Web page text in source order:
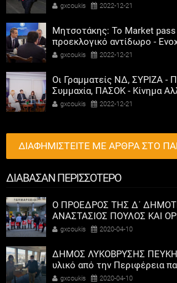
αποκτήσει σταθμό ο ΣΥΡΙΖΑ
gxcoukis 2022-12-21
Μητσοτάκης: Το Market pass
προεκλογικό αντίδωρο -
αριστεροί του χαβιαριού
gxcoukis 2022-12-21
Οι Γραμματείς ΝΔ, ΣΥΡΙΖΑ -
Συμμαχία, ΠΑΣΟΚ - Κίνημα
συμμετοχή των γυναικών
gxcoukis 2022-12-21
ΔΙΑΦΗΜΙΣΤΕΙΤΕ ΜΕ ΑΡΘΡΑ ΣΤΟ
ΔΙΑΒΑΣΑΝ ΠΕΡΙΣΣΟΤΕΡΟ
Ο ΠΡΟΕΔΡΟΣ ΤΗΣ Δ΄
ΑΝΑΣΤΑΣΙΟΣ ΠΟΥΛΟΣ ΚΑΙ
ΦΙΛΑΘΛΟΙ ΤΗΣ ΘΥΡΑΣ 7
ΥΓΕΙΑΣ
gxcoukis 2020-04-10
ΔΗΜΟΣ ΛΥΚΟΒΡΥΣΗΣ ΠΕΥΚΗΣ
υλικό από την Περιφέρεια
gxcoukis 2020-04-10